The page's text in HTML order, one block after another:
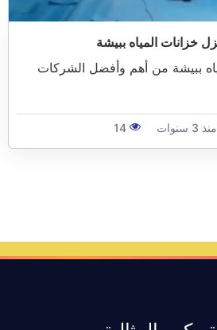
خزانات المياه ببيشة
ببيشة من أهم وأفضل الشركات
منذ 3 سنوات 14